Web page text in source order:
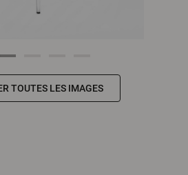
TOUTES LES IMAGES